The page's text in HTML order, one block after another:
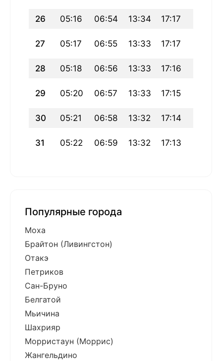
26 05:16 06:54 13:34 17:17
27 05:17 06:55 13:33 17:17
28 05:18 06:56 13:33 17:16
29 05:20 06:57 13:33 17:15
30 05:21 06:58 13:32 17:14
31 05:22 06:59 13:32 17:13
Популярные города
Моха
Брайтон (Ливингстон)
Отакэ
Петриков
Сан-Бруно
Белгатой
Мьичина
Шахрияр
Морристаун (Моррис)
Жангельдино